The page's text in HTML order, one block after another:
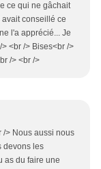
ce qui ne gâchait
avait conseillé ce
l'a apprécié... Je
<br /> Bises<br />
/> <br />
/> Nous aussi nous
devons les
as du faire une